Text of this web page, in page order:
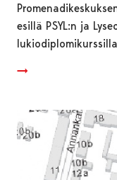
esillä PSYL:n ja